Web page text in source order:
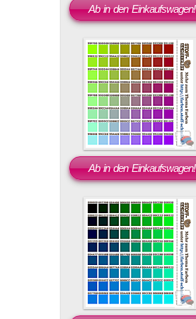
Ab in den Einkaufswagen!
Ab in den Einkaufswagen!